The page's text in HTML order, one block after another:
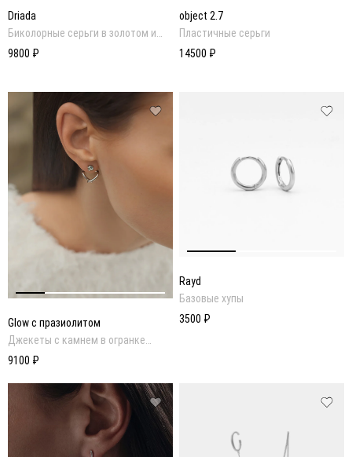
Driada
Биколорные серьги в золотом и
родиевом покрытии
9800 ₽
object 2.7
Пластичные серьги
14500 ₽
Glow с празиолитом
Джекеты с камнем в огранке
кушон
9100 ₽
Rayd
Базовые хупы
3500 ₽